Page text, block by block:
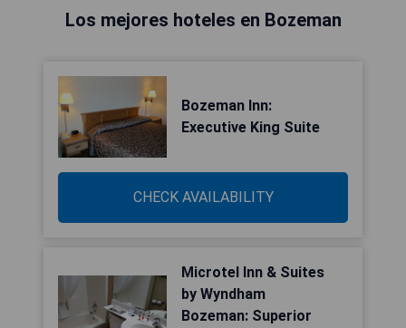
Los mejores hoteles en Bozeman
Bozeman Inn:
Executive King Suite
CHECK AVAILABILITY
Microtel Inn & Suites
by Wyndham
Bozeman: Superior